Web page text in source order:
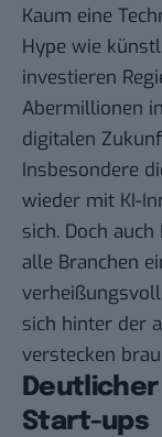
Kaum eine
Hype wie
investieren
Abermillionen
digitalen
Insbesondere
wieder mit KI-
sich. Doch
alle Branchen
sich hinter der
verstecken
Start-ups